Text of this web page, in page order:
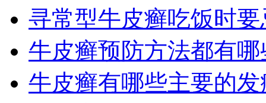
寻常型牛皮癣吃饭时
牛皮癣预防方法都有哪
牛皮癣有哪些主要的